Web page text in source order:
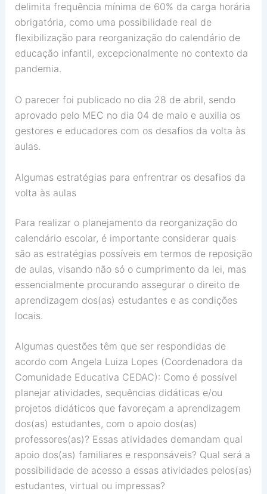
delimita frequência mínima de 60% da carga horária
obrigatória, como uma possibilidade real de
flexibilização para reorganização do calendário de
educação infantil, excepcionalmente no contexto da
pandemia.
O parecer foi publicado no dia 28 de abril, sendo
aprovado pelo MEC no dia 04 de maio e auxilia os
gestores e educadores com os desafios da volta às
aulas.
Algumas estratégias para enfrentrar os desafios da
volta às aulas
Para realizar o planejamento da reorganização do
calendário escolar, é importante considerar quais
são as estratégias possíveis em termos de reposição
de aulas, visando não só o cumprimento da lei, mas
essencialmente procurando assegurar o direito de
aprendizagem dos(as) estudantes e as condições
locais.
Algumas questões têm que ser respondidas de
acordo com Angela Luiza Lopes (Coordenadora da
Comunidade Educativa CEDAC): Como é possível
planejar atividades, sequências didáticas e/ou
projetos didáticos que favoreçam a aprendizagem
dos(as) estudantes, com o apoio dos(as)
professores(as)? Essas atividades demandam qual
apoio dos(as) familiares e responsáveis? Qual será a
possibilidade de acesso a essas atividades pelos(as)
estudantes, virtual ou impressas?